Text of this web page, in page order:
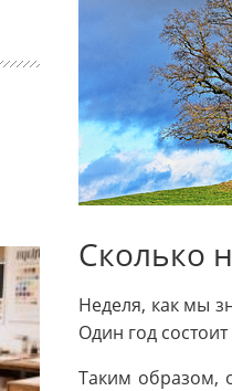
Сколько
Неделя, как мы
Один год
Таким образом,